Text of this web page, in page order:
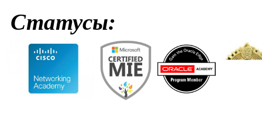
Статусы: